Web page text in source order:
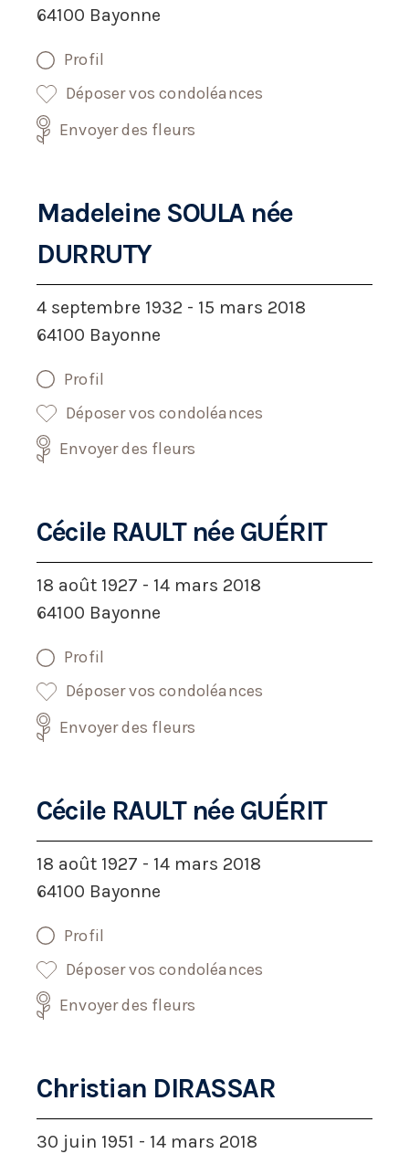
64100 Bayonne
Profil
Déposer vos condoléances
Envoyer des fleurs
Madeleine SOULA née
DURRUTY
4 septembre 1932 - 15 mars 2018
64100 Bayonne
Profil
Déposer vos condoléances
Envoyer des fleurs
Cécile RAULT née GUÉRIT
18 août 1927 - 14 mars 2018
64100 Bayonne
Profil
Déposer vos condoléances
Envoyer des fleurs
Cécile RAULT née GUÉRIT
18 août 1927 - 14 mars 2018
64100 Bayonne
Profil
Déposer vos condoléances
Envoyer des fleurs
Christian DIRASSAR
30 juin 1951 - 14 mars 2018